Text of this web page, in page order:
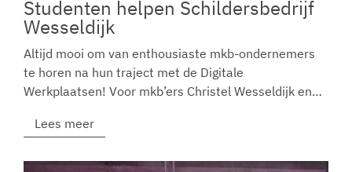
Studenten helpen Schildersbedrijf
Wesseldijk
Altijd mooi om van enthousiaste mkb-ondernemers
te horen na hun traject met de Digitale
Werkplaatsen! Voor mkb’ers Christel Wesseldijk en…
Lees meer